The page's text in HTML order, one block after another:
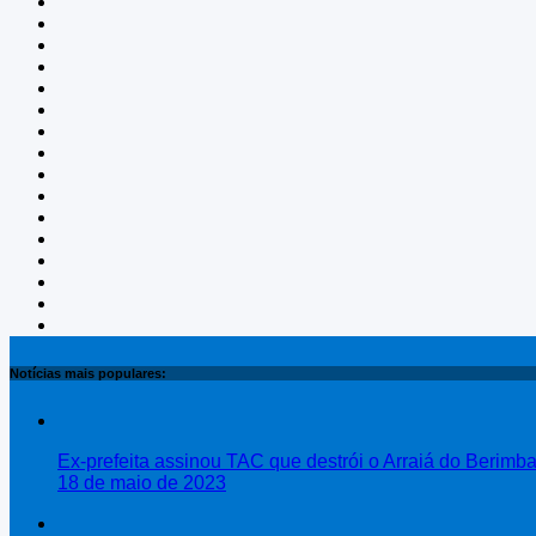
Notícias mais populares:
Ex-prefeita assinou TAC que destrói o Arraiá do
18 de maio de 2023